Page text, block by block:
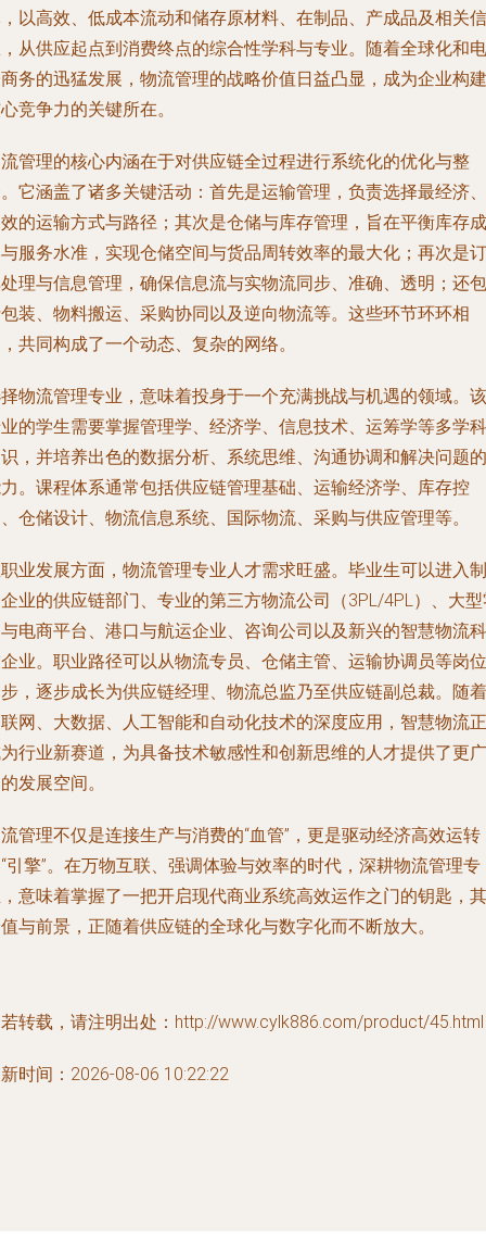
以高效、低成本流动和储存原材料、在制品、产成品及相关信
从供应起点到消费终点的综合性学科与专业。随着全球化和电
务的迅猛发展，物流管理的战略价值日益凸显，成为企业构建
竞争力的关键所在。
管理的核心内涵在于对供应链全过程进行系统化的优化与整
它涵盖了诸多关键活动：首先是运输管理，负责选择最经济、
的运输方式与路径；其次是仓储与库存管理，旨在平衡库存成
服务水准，实现仓储空间与货品周转效率的最大化；再次是订
理与信息管理，确保信息流与实物流同步、准确、透明；还包
装、物料搬运、采购协同以及逆向物流等。这些环节环环相
共同构成了一个动态、复杂的网络。
物流管理专业，意味着投身于一个充满挑战与机遇的领域。该
的学生需要掌握管理学、经济学、信息技术、运筹学等多学科
，并培养出色的数据分析、系统思维、沟通协调和解决问题的
。课程体系通常包括供应链管理基础、运输经济学、库存控
仓储设计、物流信息系统、国际物流、采购与供应管理等。
业发展方面，物流管理专业人才需求旺盛。毕业生可以进入制
业的供应链部门、专业的第三方物流公司（3PL/4PL）、大
电商平台、港口与航运企业、咨询公司以及新兴的智慧物流科
业。职业路径可以从物流专员、仓储主管、运输协调员等岗位
，逐步成长为供应链经理、物流总监乃至供应链副总裁。随着
网、大数据、人工智能和自动化技术的深度应用，智慧物流正
行业新赛道，为具备技术敏感性和创新思维的人才提供了更广
发展空间。
管理不仅是连接生产与消费的“血管”，更是驱动经济高效运转
引擎”。在万物互联、强调体验与效率的时代，深耕物流管理专
意味着掌握了一把开启现代商业系统高效运作之门的钥匙，其
与前景，正随着供应链的全球化与数字化而不断放大。
转载，请注明出处：http://www.cylk886.com/product/45.html
时间：2026-08-06 10:22:22